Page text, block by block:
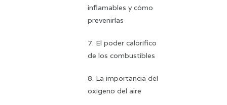
inflamables y cómo
prevenirlas
7. El poder calorífico
de los combustibles
8. La importancia del
oxígeno del aire